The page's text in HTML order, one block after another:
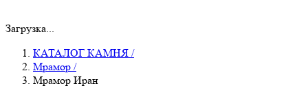
Загрузка...
КАТАЛОГ КАМНЯ /
Мрамор /
Мрамор Иран